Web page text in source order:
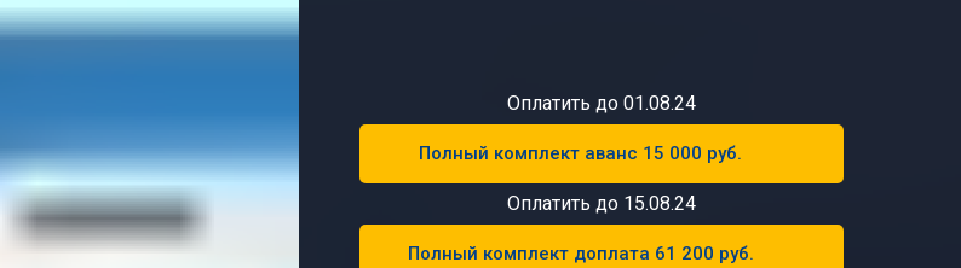
Оплатить до 01.08.24
Полный комплект аванс 15 000 руб.
Оплатить до 15.08.24
Полный комплект доплата 61 200 руб.